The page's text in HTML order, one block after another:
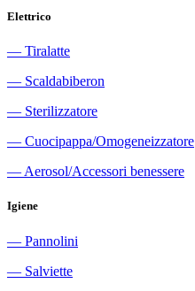
Elettrico
― Tiralatte
― Scaldabiberon
― Sterilizzatore
― Cuocipappa/Omogeneizzatore
― Aerosol/Accessori benessere
Igiene
― Pannolini
― Salviette